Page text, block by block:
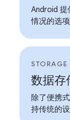
Android
情况的选项
STORAGE
数据存
除了便携
持传统的设